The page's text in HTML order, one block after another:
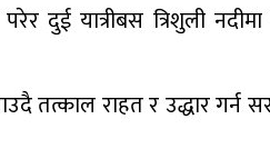
दुई यात्रीबस त्रिशुली
तत्काल राहत र उद्धार गर्न